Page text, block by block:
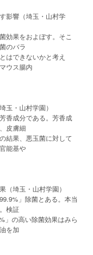
影響（埼玉・山村学
効果をおよぼす。そこ
のバラ
はできないかと考え
ウス腸内
・山村学園）
香成分である。芳香成
皮膚細
結果、悪玉菌に対して
能基や
埼玉・山村学園）
」除菌とある。本当
検証
」の高い除菌効果はみら
を加